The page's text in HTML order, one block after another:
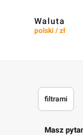
Waluta
polski / zł
filtrami
Masz